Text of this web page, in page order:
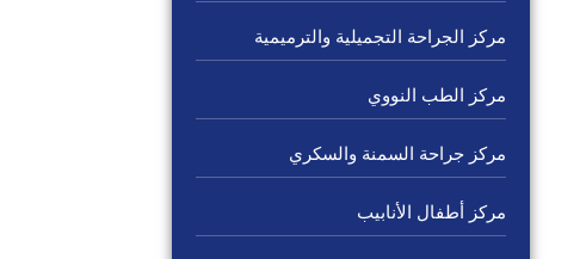
مركز الجراحة التجميلية والترميمية
مركز الطب النووي
مركز جراحة السمنة والسكري
مركز أطفال الأنابيب